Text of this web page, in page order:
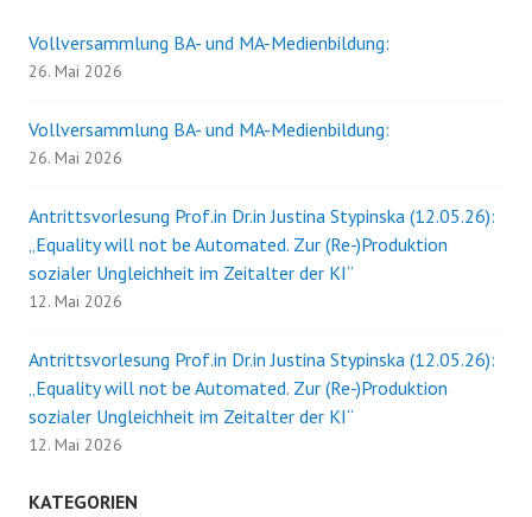
Vollversammlung BA- und MA-Medienbildung:
26. Mai 2026
Vollversammlung BA- und MA-Medienbildung:
26. Mai 2026
Antrittsvorlesung Prof.in Dr.in Justina Stypinska (12.05.26):
„Equality will not be Automated. Zur (Re-)Produktion
sozialer Ungleichheit im Zeitalter der KI“
12. Mai 2026
Antrittsvorlesung Prof.in Dr.in Justina Stypinska (12.05.26):
„Equality will not be Automated. Zur (Re-)Produktion
sozialer Ungleichheit im Zeitalter der KI“
12. Mai 2026
KATEGORIEN